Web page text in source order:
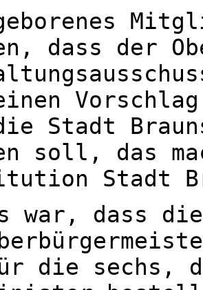
dass der
Stadt
soll, das
Stadt
war, dass
die sechs,